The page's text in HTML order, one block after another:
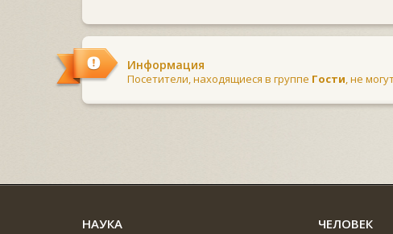
Информация
Посетители, находящиеся в группе Гости, не
НАУКА ЧЕЛОВЕК